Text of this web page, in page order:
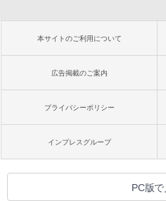
本サイトのご利用について
広告掲載のご案内
プライバシーポリシー
インプレスグループ
PC版で